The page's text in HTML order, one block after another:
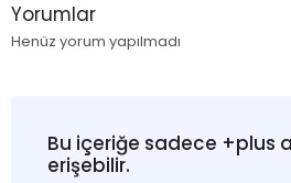
Yorumlar
Henüz yorum yapılmadı
Bu içeriğe sadece +plus
erişebilir.